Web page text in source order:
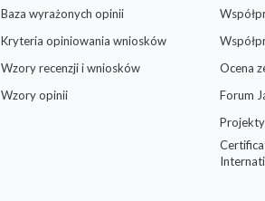
Baza wyrażonych opinii
Kryteria opiniowania wniosków
Wzory recenzji i wniosków
Wzory opinii
Ocena
Forum
Projekty